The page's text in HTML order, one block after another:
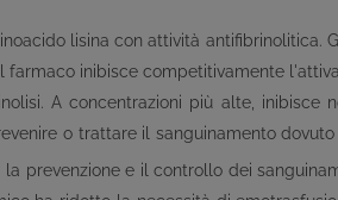
lisina con attività antifibrinolitica.
inibisce competitivamente
A concentrazioni più alte, inibisce
o trattare il sanguinamento
prevenzione e il controllo dei